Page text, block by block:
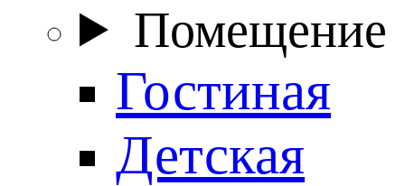
Помещение
Гостиная
Детская